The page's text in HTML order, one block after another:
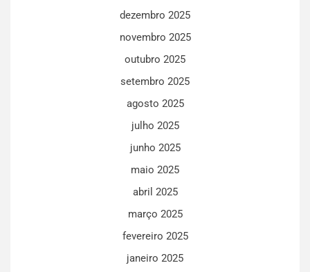
dezembro 2025
novembro 2025
outubro 2025
setembro 2025
agosto 2025
julho 2025
junho 2025
maio 2025
abril 2025
março 2025
fevereiro 2025
janeiro 2025